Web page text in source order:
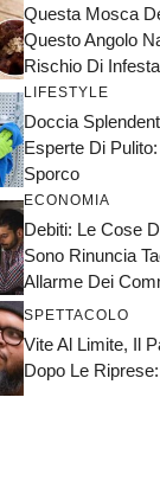
Questa Mosca
Questo Angolo
Rischio Di
LIFESTYLE
Doccia
Esperte Di
Sporco
ECONOMIA
Debiti: Le Cose
Sono Rinuncia
Allarme Dei
SPETTACOLO
Vite Al Limite, Il
Dopo Le